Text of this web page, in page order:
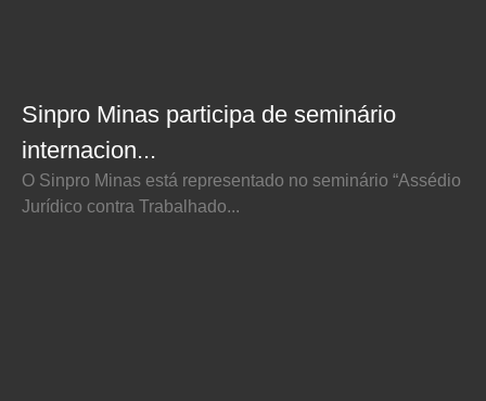
Sinpro Minas participa de seminário
internacion...
O Sinpro Minas está representado no seminário “Assédio
Jurídico contra Trabalhado...